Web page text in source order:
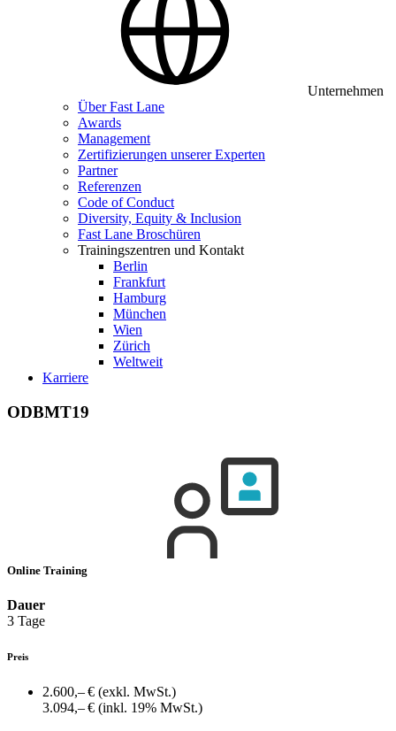
Unternehmen
Über Fast Lane
Awards
Management
Zertifizierungen unserer Experten
Partner
Referenzen
Code of Conduct
Diversity, Equity & Inclusion
Fast Lane Broschüren
Trainingszentren und Kontakt
Berlin
Frankfurt
Hamburg
München
Wien
Zürich
Weltweit
Karriere
ODBMT19
Online Training
Dauer
3 Tage
Preis
2.600,– € (exkl. MwSt.)
3.094,– € (inkl. 19% MwSt.)